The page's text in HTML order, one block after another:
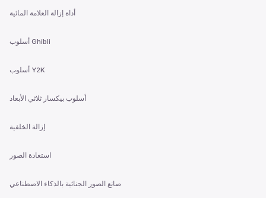
أداة إزالة العلامة المائية
أسلوب Ghibli
أسلوب Y2K
أسلوب بيكسار ثلاثي الأبعاد
إزالة الخلفية
استعادة الصور
صانع الصور الجنائية بالذكاء الاصطناعي